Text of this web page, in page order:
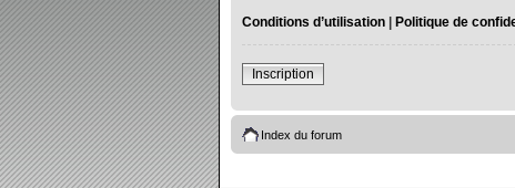
Conditions d’utilisation | Politique de
Inscription
Index du forum